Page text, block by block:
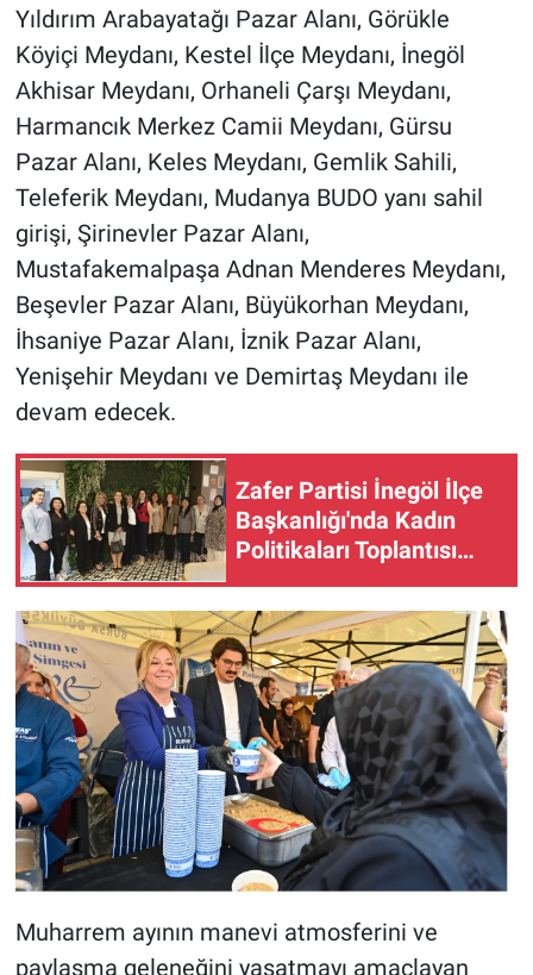
Yıldırım Arabayatağı Pazar Alanı, Görükle
Köyiçi Meydanı, Kestel İlçe Meydanı, İnegöl
Akhisar Meydanı, Orhaneli Çarşı Meydanı,
Harmancık Merkez Camii Meydanı, Gürsu
Pazar Alanı, Keles Meydanı, Gemlik Sahili,
Teleferik Meydanı, Mudanya BUDO yanı sahil
girişi, Şirinevler Pazar Alanı,
Mustafakemalpaşa Adnan Menderes Meydanı,
Beşevler Pazar Alanı, Büyükorhan Meydanı,
İhsaniye Pazar Alanı, İznik Pazar Alanı,
Yenişehir Meydanı ve Demirtaş Meydanı ile
devam edecek.
Zafer Partisi İnegöl İlçe
Başkanlığı'nda Kadın
Politikaları Toplantısı
Muharrem ayının manevi atmosferini ve
paylaşma geleneğini yaşatmayı amaçlayan